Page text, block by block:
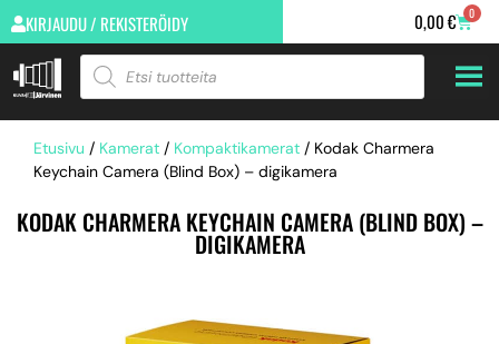
KIRJAUDU / REKISTERÖIDY 0,00€ 0
Etusivu / Kamerat / Kompaktikamerat / Kodak Charmera
Keychain Camera (Blind Box) – digikamera
KODAK CHARMERA KEYCHAIN CAMERA (BLIND BOX) –
DIGIKAMERA